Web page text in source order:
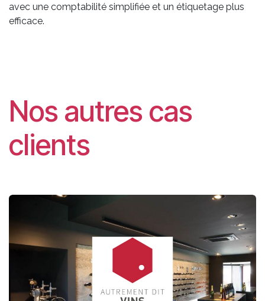
avec une comptabilité simplifiée et un étiquetage plus
efficace.
Nos autres cas
clients